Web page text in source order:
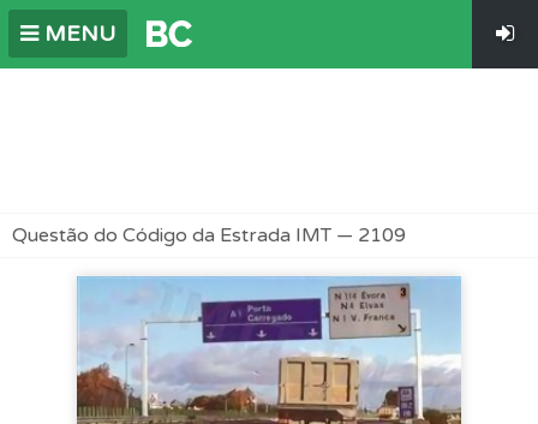
MENU
Questão do Código da Estrada IMT — 2109